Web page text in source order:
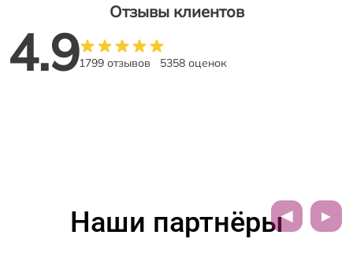
Отзывы клиентов
4.91799 отзывов 5358 оценок
Наши партнёры